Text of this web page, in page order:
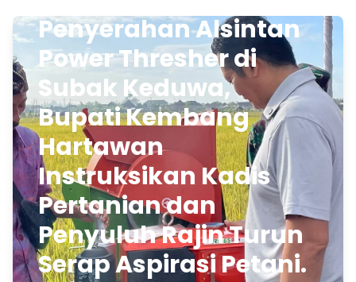
Penyerahan Alsintan
Power Thresher di
Subak Keduwa,
Bupati Kembang
Hartawan
Instruksikan Kadis
Pertanian dan
Penyuluh Rajin Turun
Serap Aspirasi Petani.